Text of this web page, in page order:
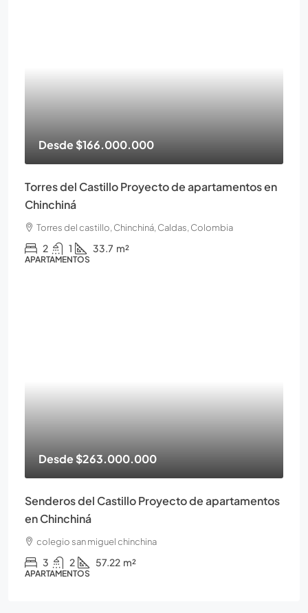
Desde$166.000.000
Torres del Castillo Proyecto de apartamentos en
Chinchiná
Torres del castillo, Chinchiná, Caldas, Colombia
2 1 33.7 m²
APARTAMENTOS
Desde$263.000.000
Senderos del Castillo Proyecto de apartamentos
en Chinchiná
colegio san miguel chinchina
3 2 57.22 m²
APARTAMENTOS